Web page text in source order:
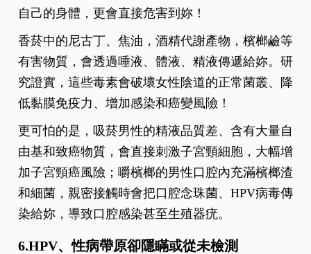
自己的身體，更會直接危害到妳！
香菸中的尼古丁、焦油，酒精代謝產物，檳榔鹼等
有害物質，會透過唾液、體液、精液傳遞給妳。研
究證實，這些毒素會破壞女性陰道的正常菌叢、降
低黏膜免疫力、增加感染和癌變風險！
更可怕的是，吸菸男性的精液品質差、含有大量自
由基和致癌物質，會直接刺激子宮頸細胞，大幅增
加子宮頸癌風險；嚼檳榔的男性口腔內充滿檳榔渣
和細菌，親密接觸時會把口腔念珠菌、HPV病毒傳
染給妳，導致口腔感染甚至生殖器疣。
6.HPV、性病帶原卻隱瞞或從未檢測